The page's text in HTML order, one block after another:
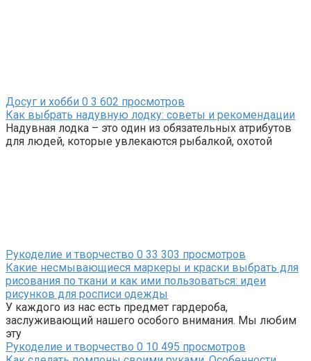
Досуг и хобби 0 3 602 просмотров
Как выбрать надувную лодку: советы и рекомендации
Надувная лодка – это один из обязательных атрибутов
для людей, которые увлекаются рыбалкой, охотой
Рукоделие и творчество 0 33 303 просмотров
Какие несмывающиеся маркеры и краски выбрать для
рисования по ткани и как ими пользоваться: идеи
рисунков для росписи одежды
У каждого из нас есть предмет гардероба,
заслуживающий нашего особого внимания. Мы любим
эту
Рукоделие и творчество 0 10 495 просмотров